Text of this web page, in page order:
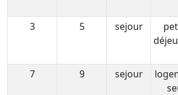
3
5 sejour
7
9 sejour